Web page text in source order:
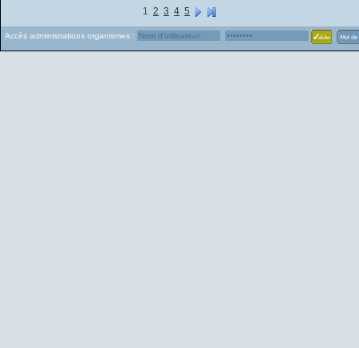
1 2 3 4 5
Accès administrations organismes :